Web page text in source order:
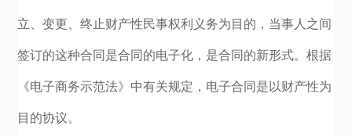
立、变更、终止财产性民事权利义务为目的，当事人之间
签订的这种合同是合同的电子化，是合同的新形式。根据
《电子商务示范法》中有关规定，电子合同是以财产性为
目的协议。